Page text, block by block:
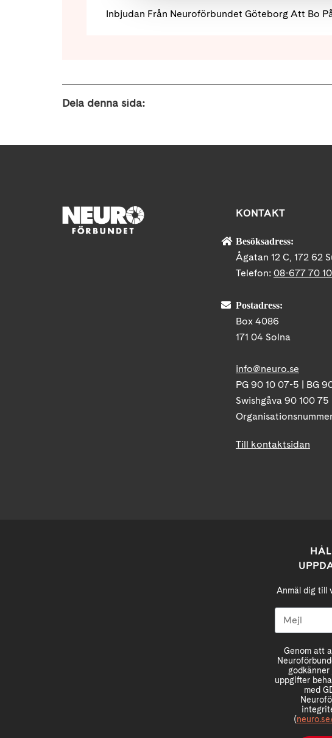
Dela denna sida:
KONTAKT
Besöksadress:
Ågatan 12 C, 172 62
Telefon: 08-677 70 10
Postadress:
Box 4086
171 04 Solna
info@neuro.se
PG 90 10 07-5 | BG
Swishgåva 90 100 75
Till kontaktsidan
Anmäl dig till
Genom att
uppgifter
med
(